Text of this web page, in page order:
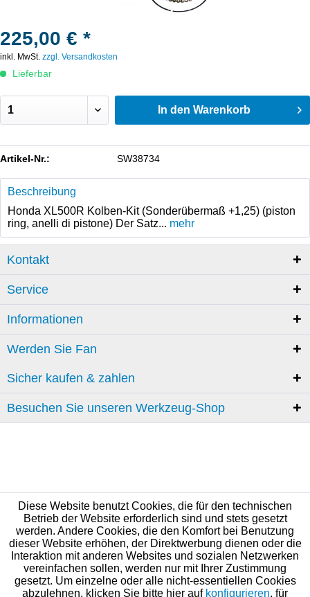
225,00 € *
inkl. MwSt. zzgl. Versandkosten
Lieferbar
In den Warenkorb
Artikel-Nr.: SW38734
Beschreibung
Honda XL500R Kolben-Kit (Sonderübermaß +1,25) (piston
ring, anelli di pistone) Der Satz... mehr
Kontakt
Service
Informationen
Werden Sie Fan
Sicher kaufen & zahlen
Besuchen Sie unseren Werkzeug-Shop
Diese Website benutzt Cookies, die für den technischen
Betrieb der Website erforderlich sind und stets gesetzt
werden. Andere Cookies, die den Komfort bei Benutzung
dieser Website erhöhen, der Direktwerbung dienen oder die
Interaktion mit anderen Websites und sozialen Netzwerken
vereinfachen sollen, werden nur mit Ihrer Zustimmung
gesetzt. Um einzelne oder alle nicht-essentiellen Cookies
abzulehnen, klicken Sie bitte hier auf konfigurieren, für